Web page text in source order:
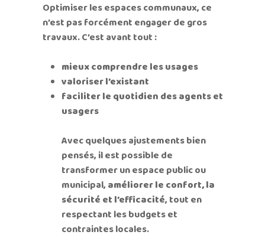
Optimiser les espaces communaux, ce
n’est pas forcément engager de gros
travaux. C’est avant tout :
mieux comprendre les usages
valoriser l’existant
faciliter le quotidien des agents et
usagers
Avec quelques ajustements bien
pensés, il est possible de
transformer un espace public ou
municipal, améliorer le confort, la
sécurité et l’efficacité, tout en
respectant les budgets et
contraintes locales.